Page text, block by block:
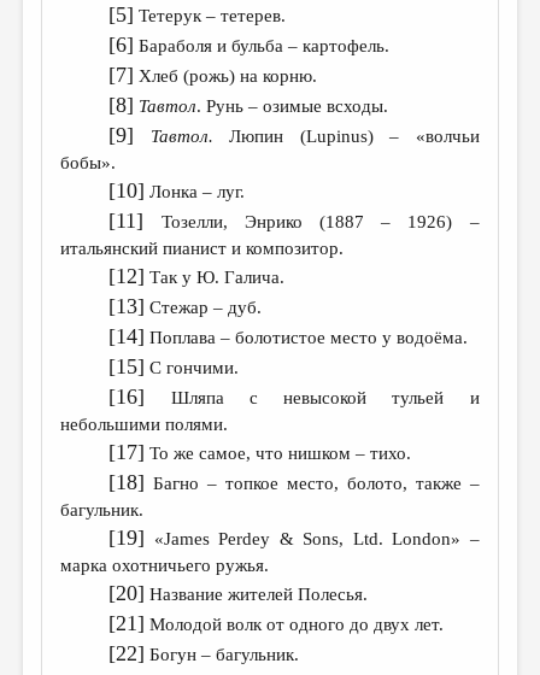
[5] Тетерук – тетерев.
[6] Бараболя и бульба – картофель.
[7] Хлеб (рожь) на корню.
[8] Тавтол. Рунь – озимые всходы.
[9] Тавтол.Люпин (Lupinus) – «волчьи
бобы».
[10] Лонка – луг.
[11] Тозелли, Энрико (1887 – 1926) –
итальянский пианист и композитор.
[12] Так у Ю. Галича.
[13] Стежар – дуб.
[14] Поплава – болотистое место у водоёма.
[15] С гончими.
[16] Шляпа с невысокой тульей и
небольшими полями.
[17] То же самое, что нишком – тихо.
[18] Багно – топкое место, болото, также –
багульник.
[19] «James Perdey & Sons, Ltd. London» –
марка охотничьего ружья.
[20] Название жителей Полесья.
[21] Молодой волк от одного до двух лет.
[22] Богун – багульник.